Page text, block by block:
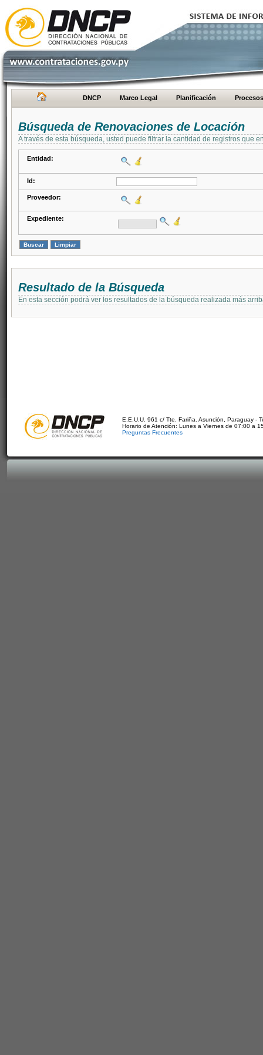
DNCP Marco Legal Planificación Procesos
Búsqueda de Renovaciones de Locación
A través de esta búsqueda, usted puede filtrar la cantidad de registros que
Entidad:
Id:
Proveedor:
Expediente:
Resultado de la Búsqueda
En esta sección podrá ver los resultados de la búsqueda realizada más
E.E.U.U. 961 c/ Tte. Fariña. Asunción, Paraguay -
Horario de Atención: Lunes a Viernes de 07:00 a
Preguntas Frecuentes